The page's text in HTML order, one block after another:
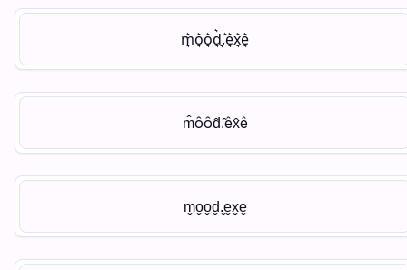
m᷏͛o᷏͛o᷏͛d᷏͛.᷏͛e᷏͛x᷏͛e᷏͛
m̂ôôd̂.̂êx̂ê
m̬o̬o̬d̬.̬e̬x̬e̬